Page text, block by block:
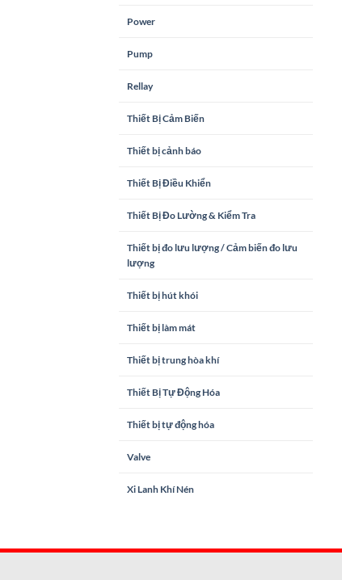
Power
Pump
Rellay
Thiết Bị Cảm Biến
Thiết bị cảnh báo
Thiết Bị Điều Khiển
Thiết Bị Đo Lường & Kiểm Tra
Thiết bị đo lưu lượng / Cảm biến đo lưu
lượng
Thiết bị hút khói
Thiết bị làm mát
Thiết bị trung hòa khí
Thiết Bị Tự Động Hóa
Thiết bị tự động hóa
Valve
Xi Lanh Khí Nén